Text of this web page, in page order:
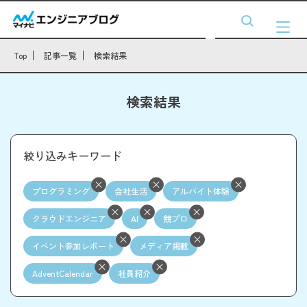
Top 記事一覧 検索結果
検索結果
絞り込みキーワード
プログラミング 会社生活 アルバイト体験
クラウドエンジニア AI 競プロ
イベント参加レポート メディア掲載
AdventCalendar 社員紹介